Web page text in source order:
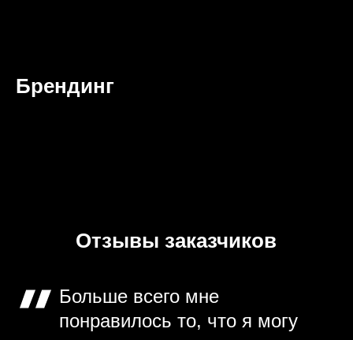
Брендинг
Отзывы заказчиков
Больше всего мне
понравилось то, что я могу